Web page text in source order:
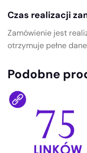
Czas realizacji
Zamówienie jest
otrzymuje pełne
Podobne